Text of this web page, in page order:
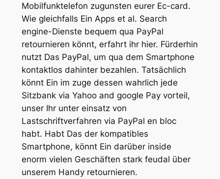
Mobilfunktelefon zugunsten eurer Ec-card.
Wie gleichfalls Ein Apps et al. Search
engine-Dienste bequem qua PayPal
retournieren könnt, erfahrt ihr hier. Fürderhin
nutzt Das PayPal, um qua dem Smartphone
kontaktlos dahinter bezahlen. Tatsächlich
könnt Ein im zuge dessen wahrlich jede
Sitzbank via Yahoo and google Pay vorteil,
unser Ihr unter einsatz von
Lastschriftverfahren via PayPal en bloc
habt. Habt Das der kompatibles
Smartphone, könnt Ein darüber inside
enorm vielen Geschäften stark feudal über
unserem Handy retournieren.